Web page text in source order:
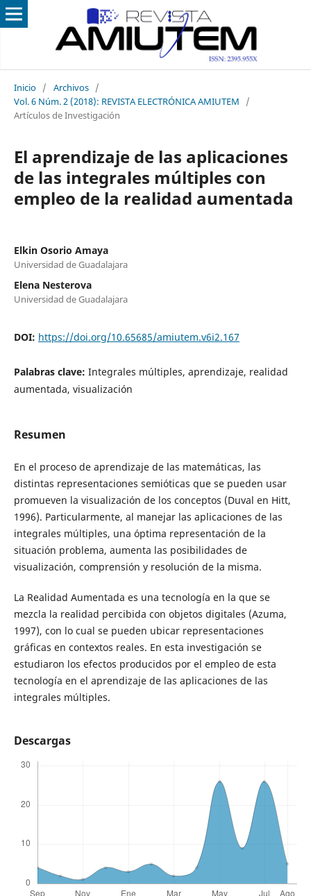
Inicio / Archivos /
Vol. 6 Núm. 2 (2018): REVISTA ELECTRÓNICA AMIUTEM
/
Artículos de Investigación
El aprendizaje de las aplicaciones
de las integrales múltiples con
empleo de la realidad aumentada
Elkin Osorio Amaya
Universidad de Guadalajara
Elena Nesterova
Universidad de Guadalajara
DOI: https://doi.org/10.65685/amiutem.v6i2.167
Palabras clave: Integrales múltiples, aprendizaje, realidad
aumentada, visualización
Resumen
En el proceso de aprendizaje de las matemáticas, las
distintas representaciones semióticas que se pueden usar
promueven la visualización de los conceptos (Duval en Hitt,
1996). Particularmente, al manejar las aplicaciones de las
integrales múltiples, una óptima representación de la
situación problema, aumenta las posibilidades de
visualización, comprensión y resolución de la misma.
La Realidad Aumentada es una tecnología en la que se
mezcla la realidad percibida con objetos digitales (Azuma,
1997), con lo cual se pueden ubicar representaciones
gráficas en contextos reales. En esta investigación se
estudiaron los efectos producidos por el empleo de esta
tecnología en el aprendizaje de las aplicaciones de las
integrales múltiples.
Descargas